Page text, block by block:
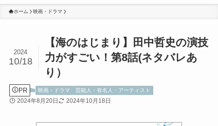
ホーム 映画・ドラマ
【海のはじまり】田中哲史の演技
力がすごい！第8話(ネタバレあ
り）
2024
10/18
PR 映画・ドラマ 芸能人・有名人・アーティスト
2024年8月20日 2024年10月18日